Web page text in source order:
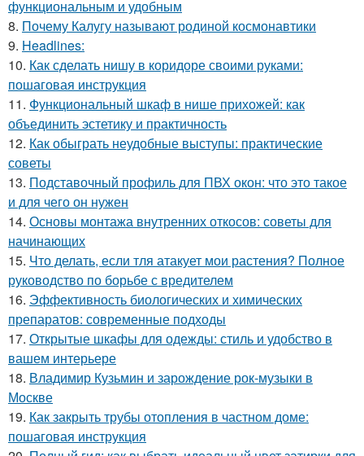
функциональным и удобным
8. Почему Калугу называют родиной космонавтики
9. Headlines:
10. Как сделать нишу в коридоре своими руками:
пошаговая инструкция
11. Функциональный шкаф в нише прихожей: как
объединить эстетику и практичность
12. Как обыграть неудобные выступы: практические
советы
13. Подставочный профиль для ПВХ окон: что это такое
и для чего он нужен
14. Основы монтажа внутренних откосов: советы для
начинающих
15. Что делать, если тля атакует мои растения? Полное
руководство по борьбе с вредителем
16. Эффективность биологических и химических
препаратов: современные подходы
17. Открытые шкафы для одежды: стиль и удобство в
вашем интерьере
18. Владимир Кузьмин и зарождение рок-музыки в
Москве
19. Как закрыть трубы отопления в частном доме:
пошаговая инструкция